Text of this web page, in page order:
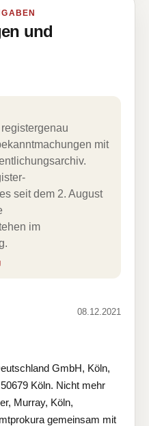
und
mit
seit dem 2. August
im
08.12.2021
GmbH, Köln,
Köln. Nicht mehr
Murray, Köln,
gemeinsam mit